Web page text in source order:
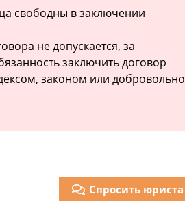
свободны в заключении
не допускается, за
заключить договор
законом или добровольно
Спросить юриста